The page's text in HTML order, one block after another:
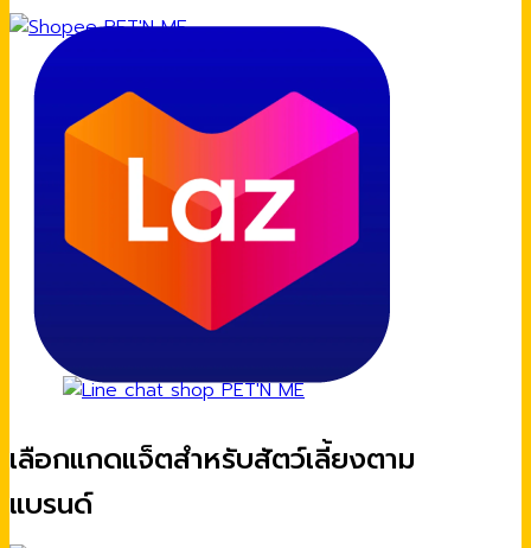
เลือกแกดแจ็ตสำหรับสัตว์เลี้ยงตาม
แบรนด์